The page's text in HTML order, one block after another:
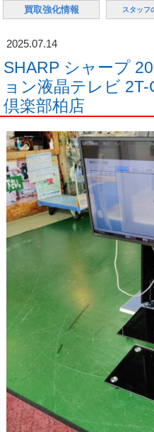
買取強化情報 スタッフ
2025.07.14
SHARP シャープ
ョン液晶テレビ
倶楽部柏店